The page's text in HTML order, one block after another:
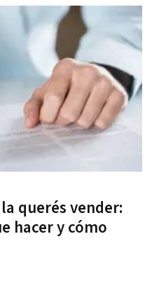
querés vender:
hacer y cómo